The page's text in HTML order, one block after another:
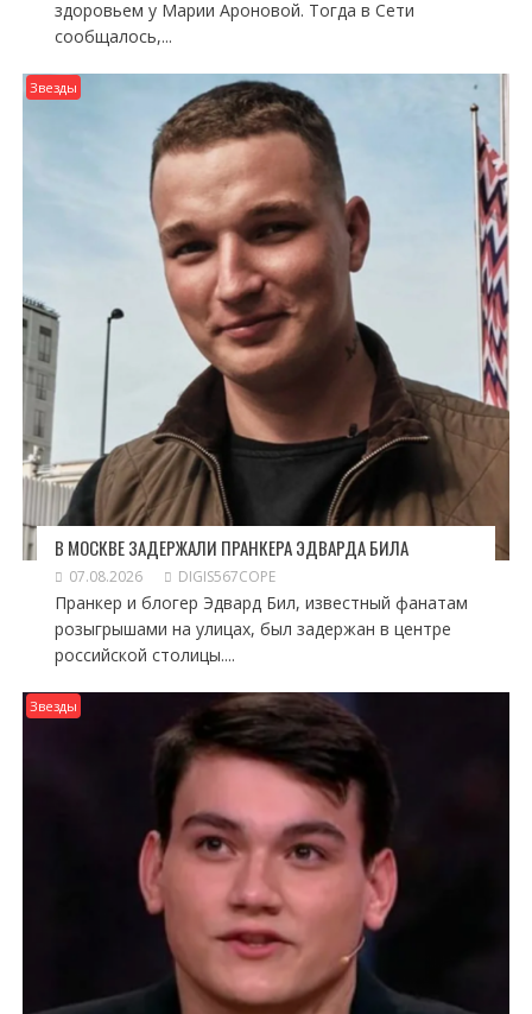
здоровьем у Марии Ароновой. Тогда в Сети
сообщалось,...
Звезды
В МОСКВЕ ЗАДЕРЖАЛИ ПРАНКЕРА ЭДВАРДА БИЛА
07.08.2026 DIGIS567COPE
Пранкер и блогер Эдвард Бил, известный фанатам
розыгрышами на улицах, был задержан в центре
российской столицы....
Звезды